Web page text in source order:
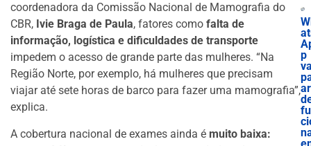
coordenadora da Comissão Nacional de Mamografia do
CBR, Ivie Braga de Paula, fatores como falta de
informação, logística e dificuldades de transporte
impedem o acesso de grande parte das mulheres. “Na
Região Norte, por exemplo, há mulheres que precisam
viajar até sete horas de barco para fazer uma mamografia”,
explica.
A cobertura nacional de exames ainda é muito baixa:
p
ar